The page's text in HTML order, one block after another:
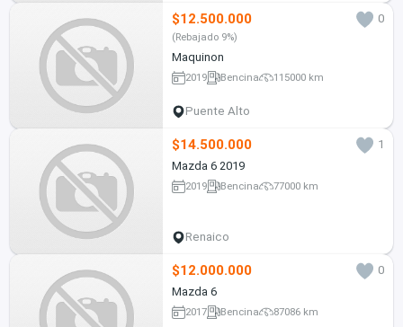
$12.500.000 0
(Rebajado 9%)
Maquinon
2019 Bencina 115000 km
Puente Alto
$14.500.000
1
Mazda 6 2019
2019 Bencina 77000 km
Renaico
$12.000.000
0
Mazda 6
2017 Bencina 87086 km